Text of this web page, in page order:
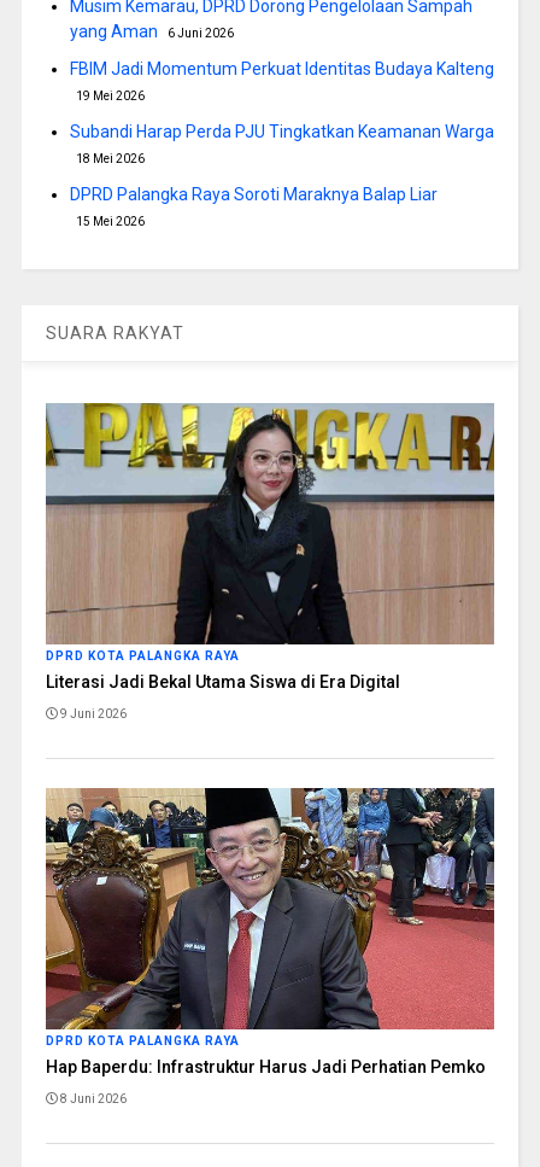
Musim Kemarau, DPRD Dorong Pengelolaan Sampah
yang Aman
6 Juni 2026
FBIM Jadi Momentum Perkuat Identitas Budaya Kalteng
19 Mei 2026
Subandi Harap Perda PJU Tingkatkan Keamanan Warga
18 Mei 2026
DPRD Palangka Raya Soroti Maraknya Balap Liar
15 Mei 2026
SUARA RAKYAT
DPRD KOTA PALANGKA RAYA
Literasi Jadi Bekal Utama Siswa di Era Digital
9 Juni 2026
DPRD KOTA PALANGKA RAYA
Hap Baperdu: Infrastruktur Harus Jadi Perhatian Pemko
8 Juni 2026